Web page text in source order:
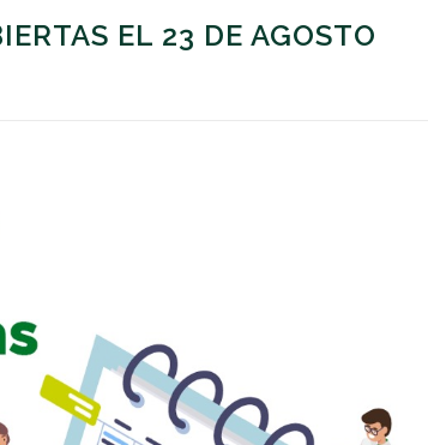
EL 23 DE AGOSTO